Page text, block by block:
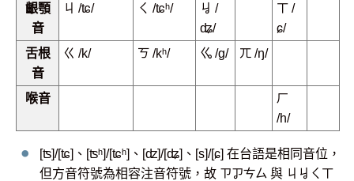
齦顎
音
ㄐ /ʨ/ ㄑ /ʨʰ/
ㆢ /
ʥ/
ㄒ /
ɕ/
舌根
音
ㄍ /k/ ㄎ /kʰ/ ㆣ /g/ ㄫ /ŋ/
喉音
ㄏ
/h/
[ʦ]/[ʨ]、[ʦʰ]/[ʨʰ]、[ʣ]/[ʥ]、[s]/[ɕ] 在台語是相同音位，
但方音符號為相容注音符號，故 ㄗㆡㄘㄙ 與 ㄐㆢㄑㄒ